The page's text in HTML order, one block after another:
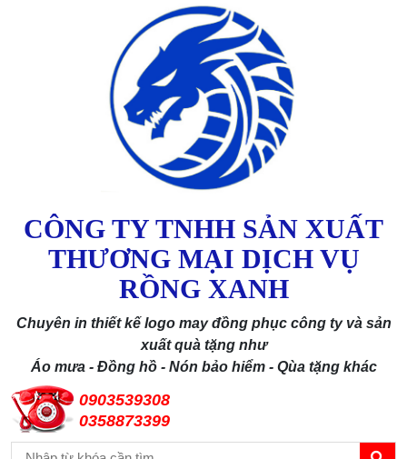
CÔNG TY TNHH SẢN XUẤT
THƯƠNG MẠI DỊCH VỤ
RỒNG XANH
Chuyên in thiết kế logo may đồng phục công ty và sản
xuất quà tặng như
Áo mưa - Đồng hồ - Nón bảo hiểm - Qùa tặng khác
0903539308
0358873399